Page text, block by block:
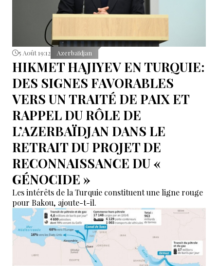
5 Août 19:12 Azerbaïdjan
HIKMET HAJIYEV EN TURQUIE:
DES SIGNES FAVORABLES
VERS UN TRAITÉ DE PAIX ET
RAPPEL DU RÔLE DE
L’AZERBAÏDJAN DANS LE
RETRAIT DU PROJET DE
RECONNAISSANCE DU «
GÉNOCIDE »
Les intérêts de la Turquie constituent une ligne rouge
pour Bakou, ajoute-t-il.